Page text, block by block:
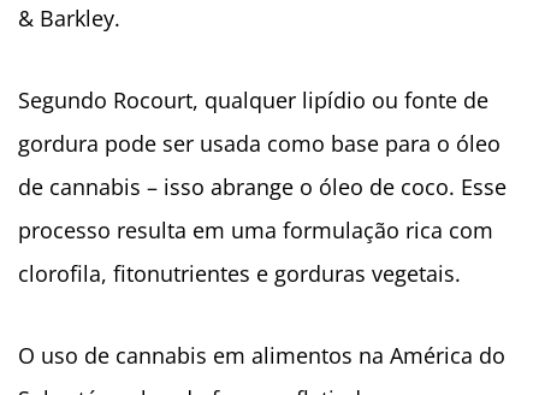
& Barkley.
Segundo Rocourt, qualquer lipídio ou fonte de
gordura pode ser usada como base para o óleo
de cannabis – isso abrange o óleo de coco. Esse
processo resulta em uma formulação rica com
clorofila, fitonutrientes e gorduras vegetais.
O uso de cannabis em alimentos na América do